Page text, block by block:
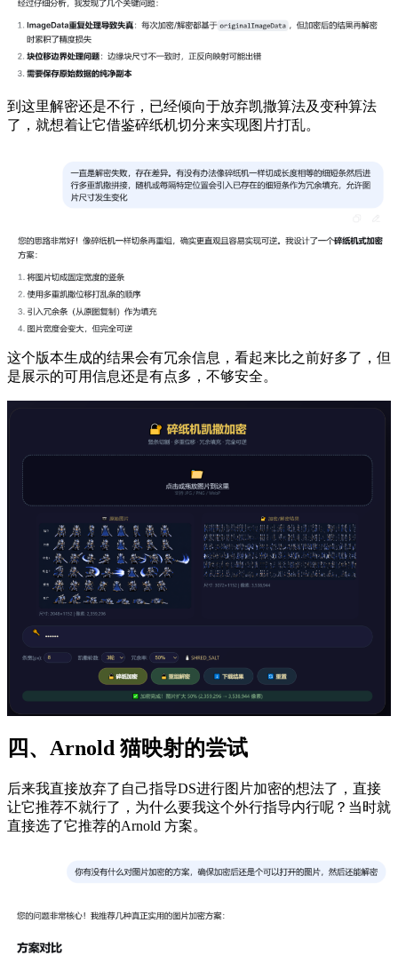
到这里解密还是不行，已经倾向于放弃凯撒算法及变种算法
了，就想着让它借鉴碎纸机切分来实现图片打乱。
这个版本生成的结果会有冗余信息，看起来比之前好多了，但
是展示的可用信息还是有点多，不够安全。
四、Arnold 猫映射的尝试
后来我直接放弃了自己指导DS进行图片加密的想法了，直接
让它推荐不就行了，为什么要我这个外行指导内行呢？当时就
直接选了它推荐的Arnold 方案。